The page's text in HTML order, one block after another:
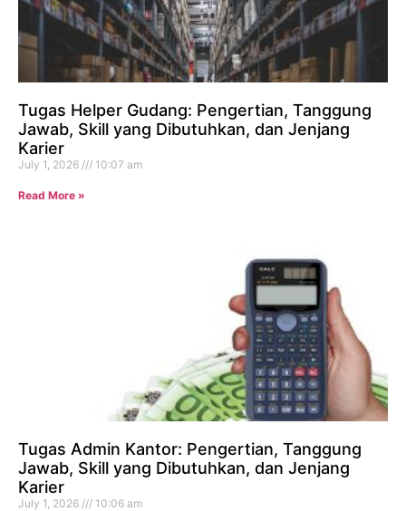
Tugas Helper Gudang: Pengertian, Tanggung
Jawab, Skill yang Dibutuhkan, dan Jenjang
Karier
July 1, 2026 10:07 am
Read More »
Tugas Admin Kantor: Pengertian, Tanggung
Jawab, Skill yang Dibutuhkan, dan Jenjang
Karier
July 1, 2026 10:06 am